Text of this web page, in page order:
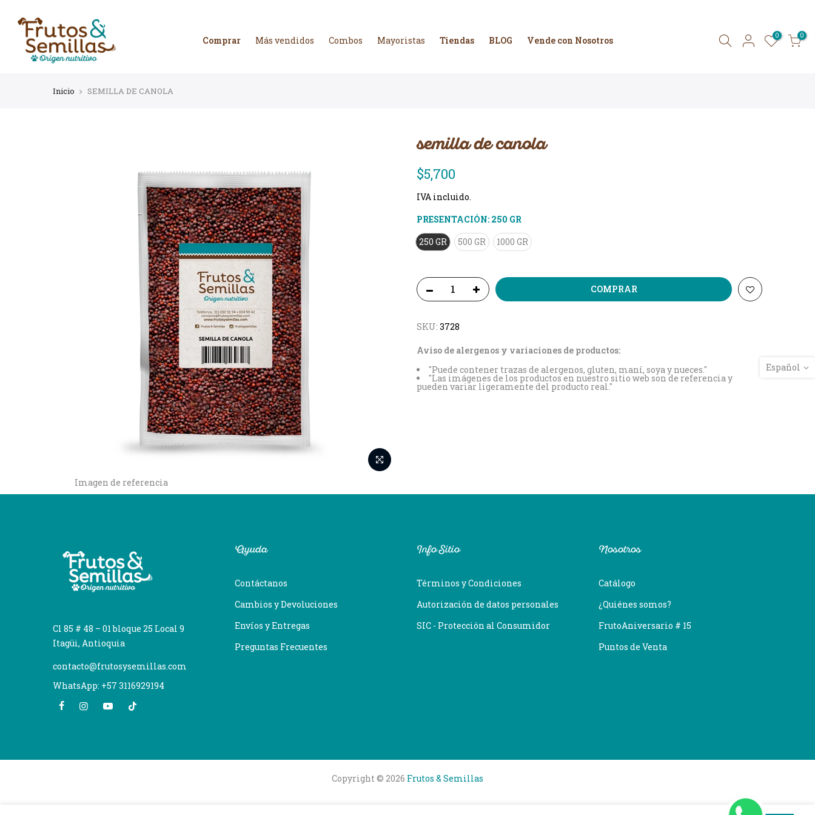
contenido
Comprar
Más vendidos Combos Mayoristas Tiendas BLOG Vende con Nosotros 0 0
Inicio SEMILLA DE CANOLA
semilla de canola
$5,700
IVA incluido.
PRESENTACIÓN: 250 GR
250 GR
500 GR 1000 GR
COMPRAR
SKU: 3728
Aviso de alergenos y variaciones de productos:
"Puede contener trazas de alergenos, gluten, maní, soya y nueces."
"Las imágenes de los productos en nuestro sitio web son de referencia y
pueden variar ligeramente del producto real."
Imagen de referencia
Cl 85 # 48 – 01 bloque 25 Local 9
Itagüi, Antioquia
contacto@frutosysemillas.com
WhatsApp: +57 3116929194
Ayuda
Contáctanos
Cambios y Devoluciones
Envíos y Entregas
Preguntas Frecuentes
Info Sitio
Términos y Condiciones
Autorización de datos personales
SIC - Protección al Consumidor
Nosotros
Catálogo
¿Quiénes somos?
FrutoAniversario # 15
Puntos de Venta
Copyright © 2026 Frutos & Semillas
Español